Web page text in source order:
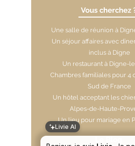
Vous cherchez
Une salle de réunion à
​Un séjour affaires avec
inclus à Digne
Un restaurant à Digne-
Chambres familiales pour 4
Sud de France
Un hôtel acceptant les
Alpes-de-Haute-
Un lieu pour mariage en
Livie AI